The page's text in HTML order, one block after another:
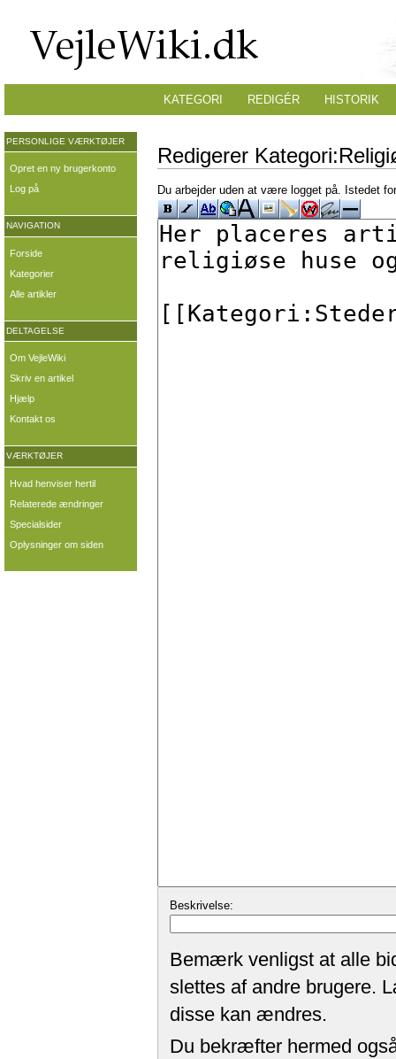
Redigerer
Du arbejder uden at være logget på. Istedet
Beskrivelse:
Bemærk venligst at alle
slettes af andre brugere.
disse kan ændres.
Du bekræfter hermed
KATEGORI REDIGÉR HISTORIK
PERSONLIGE VÆRKTØJER
Opret en ny brugerkonto
Log på
NAVIGATION
Forside
Kategorier
Alle artikler
DELTAGELSE
Om VejleWiki
Skriv en artikel
Hjælp
Kontakt os
VÆRKTØJER
Hvad henviser hertil
Relaterede ændringer
Specialsider
Oplysninger om siden